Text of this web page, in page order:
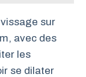
sur
avec des
les
se dilater